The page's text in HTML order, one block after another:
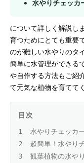
水やりチェッカ
について詳しく解説し
育つためにとても重要
のが難しい水やりのタ
簡単に水管理ができる
や自作する方法もご紹
て元気な植物を育てて
目次
水やりチェッカ
超簡単！水やり
観葉植物の水や